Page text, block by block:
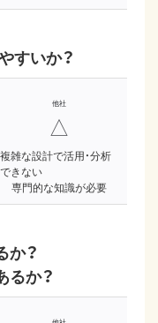
すいか？
△
複雑な設計で活用・分析
できない
専門的な知識が必要
か？
るか？